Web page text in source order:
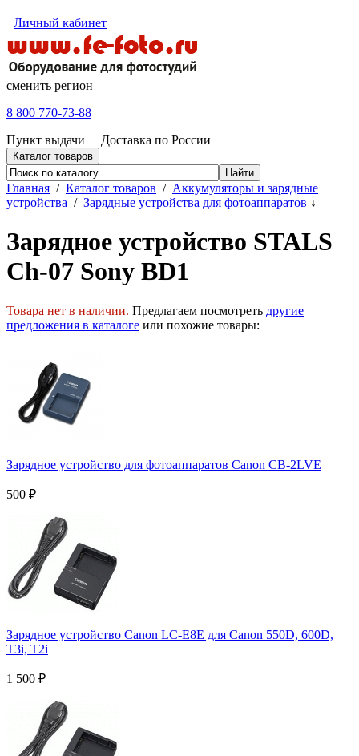
Личный кабинет
сменить регион
8 800 770-73-88
Пункт выдачи
Доставка по России
Каталог товаров
Главная / Каталог товаров / Аккумуляторы и зарядные
устройства / Зарядные устройства для фотоаппаратов ↓
Зарядное устройство STALS
Ch-07 Sony BD1
Товара нет в наличии. Предлагаем посмотреть другие
предложения в каталоге или похожие товары:
Зарядное устройство для фотоаппаратов Canon CB-2LVE
500 ₽
Зарядное устройство Canon LC-E8E для Canon 550D, 600D,
T3i, T2i
1 500 ₽